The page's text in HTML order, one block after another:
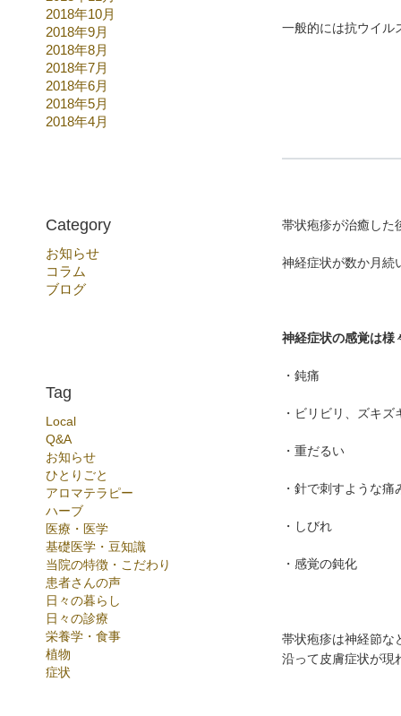
2018年10月
2018年9月
2018年8月
2018年7月
2018年6月
2018年5月
2018年4月
Category
お知らせ
コラム
ブログ
Tag
Local
Q&A
お知らせ
ひとりごと
アロマテラピー
ハーブ
医療・医学
基礎医学・豆知識
当院の特徴・こだわり
患者さんの声
日々の暮らし
日々の診療
栄養学・食事
植物
症状
一般的には抗ウイル
帯状疱疹が治癒した
神経症状が数か月続
神経症状の感覚は様
・鈍痛
・ビリビリ、ズキ
・重だるい
・針で刺すような痛
・しびれ
・感覚の鈍化
帯状疱疹は神経節な
沿って皮膚症状が現